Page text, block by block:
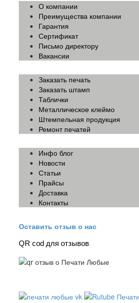
О компании
Преимущества компании
Гарантия
Сертификат
Письмо директору
Вакансии
Заказать печать
Заказать штамп
Таблички
Металлическое клеймо
Штемпельная продукция
Ремонт печатей
Инфо блог
Новости
Статьи
Прайсы
Доставка
Контакты
Оставить отзыв о нас
QR cod для отзывов